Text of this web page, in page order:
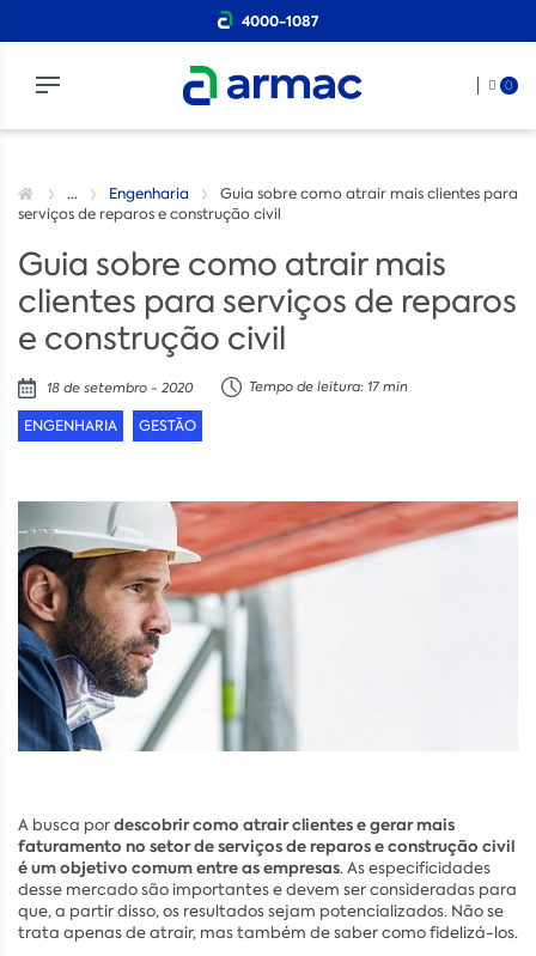
4000-1087
0
... Engenharia
Guia sobre como atrair mais clientes para
serviços de reparos e construção civil
Guia sobre como atrair mais
clientes para serviços de reparos
e construção civil
18 de setembro - 2020 Tempo de leitura: 17 min
ENGENHARIA GESTÃO
A busca pordescobrir como atrair clientes e gerar mais
faturamento no setor de serviços de reparos e construção civil
é um objetivo comum entre as empresas. As especificidades
desse mercado são importantes e devem ser consideradas para
que, a partir disso, os resultados sejam potencializados. Não se
trata apenas de atrair, mas também de saber como fidelizá-los.